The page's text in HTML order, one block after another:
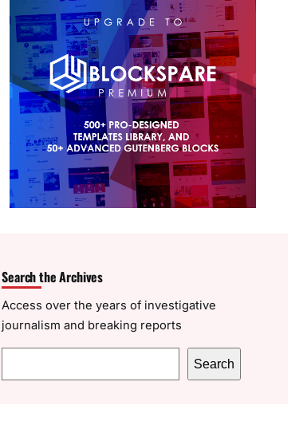
Search the Archives
Access over the years of investigative
journalism and breaking reports
e
Search